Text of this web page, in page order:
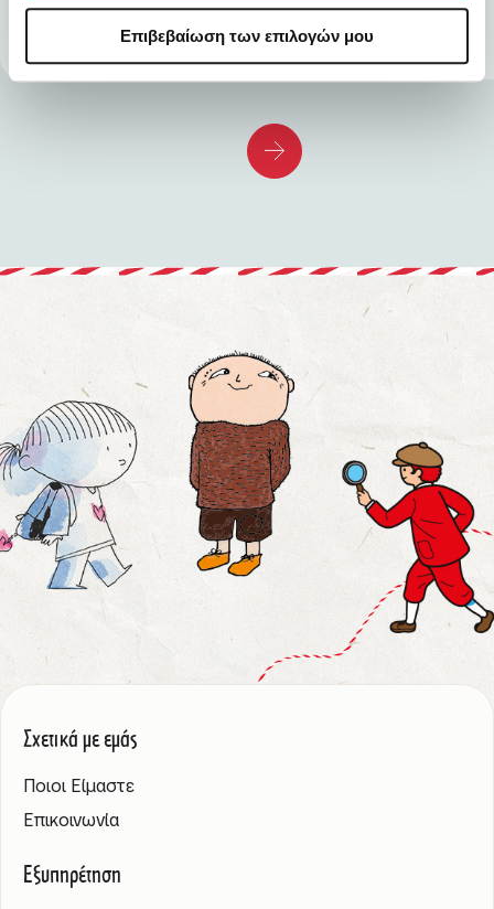
Επιβεβαίωση των επιλογών μου
Σχετικά με εμάς
Ποιοι Είμαστε
Επικοινωνία
Εξυπηρέτηση